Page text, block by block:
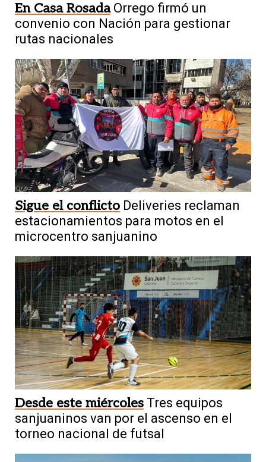
En Casa Rosada Orrego firmó un
convenio con Nación para gestionar
rutas nacionales
Sigue el conflicto Deliveries reclaman
estacionamientos para motos en el
microcentro sanjuanino
Desde este miércoles Tres equipos
sanjuaninos van por el ascenso en el
torneo nacional de futsal